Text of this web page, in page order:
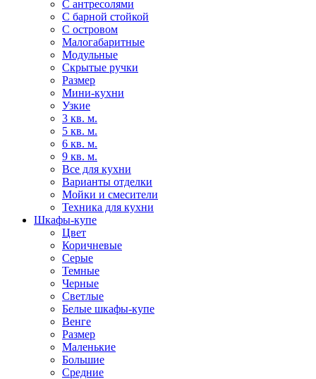
С антресолями
С барной стойкой
С островом
Малогабаритные
Модульные
Скрытые ручки
Размер
Мини-кухни
Узкие
3 кв. м.
5 кв. м.
6 кв. м.
9 кв. м.
Все для кухни
Варианты отделки
Мойки и смесители
Техника для кухни
Шкафы-купе
Цвет
Коричневые
Серые
Темные
Черные
Светлые
Белые шкафы-купе
Венге
Размер
Маленькие
Большие
Средние